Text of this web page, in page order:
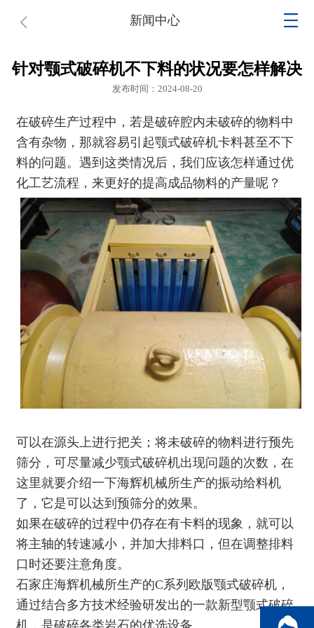
新闻中心
针对颚式破碎机不下料的状况要怎样解决
发布时间：2024-08-20
在破碎生产过程中，若是破碎腔内未破碎的物料中
含有杂物，那就容易引起颚式破碎机卡料甚至不下
料的问题。遇到这类情况后，我们应该怎样通过优
化工艺流程，来更好的提高成品物料的产量呢？
可以在源头上进行把关；将未破碎的物料进行预先
筛分，可尽量减少颚式破碎机出现问题的次数，在
这里就要介绍一下海辉机械所生产的振动给料机
了，它是可以达到预筛分的效果。
如果在破碎的过程中仍存在有卡料的现象，就可以
将主轴的转速减小，并加大排料口，但在调整排料
口时还要注意角度。
石家庄海辉机械所生产的C系列 欧版颚式破碎机 ，
通过结合多方技术经验研发出的一款新型颚式破碎